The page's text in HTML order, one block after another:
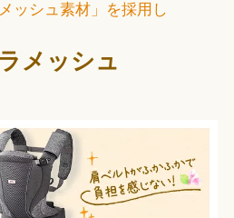
ッシュ素材」を採用し
メッシュ